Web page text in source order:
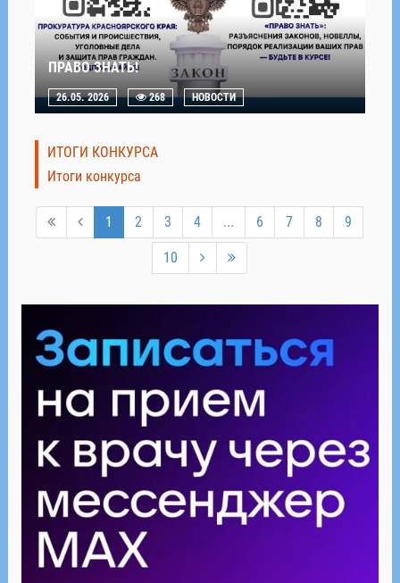
ПРАВО ЗНАТЬ!
26.05. 2026 268 НОВОСТИ
ИТОГИ КОНКУРСА
Итоги конкурса
1 2 3 4 ... 6 7 8 9
10